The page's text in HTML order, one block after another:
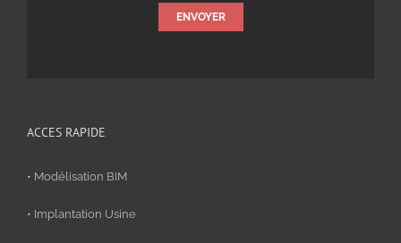
ENVOYER
ACCES RAPIDE
• Modélisation BIM
• Implantation Usine